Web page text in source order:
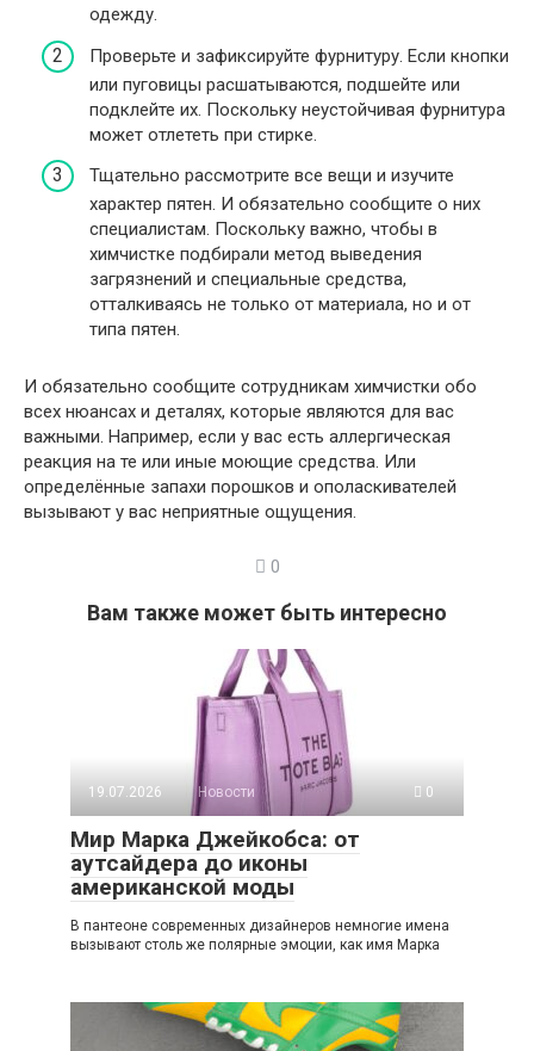
одежду.
Проверьте и зафиксируйте фурнитуру. Если кнопки
или пуговицы расшатываются, подшейте или
подклейте их. Поскольку неустойчивая фурнитура
может отлететь при стирке.
Тщательно рассмотрите все вещи и изучите
характер пятен. И обязательно сообщите о них
специалистам. Поскольку важно, чтобы в
химчистке подбирали метод выведения
загрязнений и специальные средства,
отталкиваясь не только от материала, но и от
типа пятен.
И обязательно сообщите сотрудникам химчистки обо
всех нюансах и деталях, которые являются для вас
важными. Например, если у вас есть аллергическая
реакция на те или иные моющие средства. Или
определённые запахи порошков и ополаскивателей
вызывают у вас неприятные ощущения.
0
Вам также может быть интересно
19.07.2026 Новости 0
Мир Марка Джейкобса: от
аутсайдера до иконы
американской моды
В пантеоне современных дизайнеров немногие имена
вызывают столь же полярные эмоции, как имя Марка